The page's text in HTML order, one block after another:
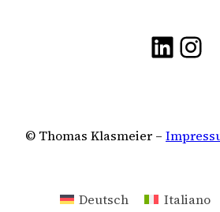
© Thomas Klasmeier –
Deutsch Italiano